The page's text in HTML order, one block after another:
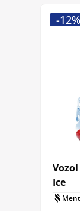
Ice
-12%